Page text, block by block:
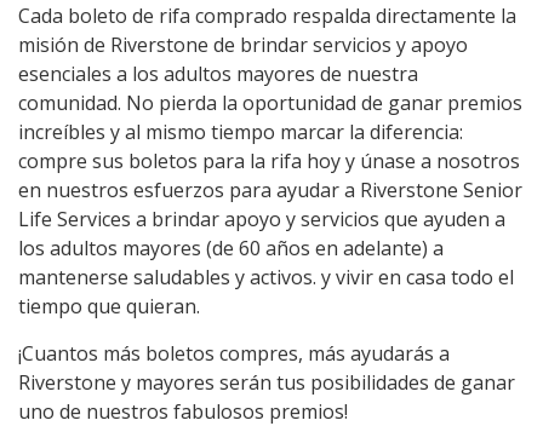
Cada boleto de rifa comprado respalda directamente la
misión de Riverstone de brindar servicios y apoyo
esenciales a los adultos mayores de nuestra
comunidad. No pierda la oportunidad de ganar premios
increíbles y al mismo tiempo marcar la diferencia:
compre sus boletos para la rifa hoy y únase a nosotros
en nuestros esfuerzos para ayudar a Riverstone Senior
Life Services a brindar apoyo y servicios que ayuden a
los adultos mayores (de 60 años en adelante) a
mantenerse saludables y activos. y vivir en casa todo el
tiempo que quieran.
¡Cuantos más boletos compres, más ayudarás a
Riverstone y mayores serán tus posibilidades de ganar
uno de nuestros fabulosos premios!